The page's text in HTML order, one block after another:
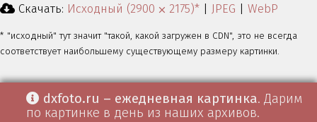
Скачать: Исходный (2900 ⨉ 2175)* | JPEG | WebP
* "исходный" тут значит "такой, какой загружен в CDN", это не всегда
соответствует наибольшему существующему размеру картинки.
dxfoto.ru – ежедневная картинка. Дарим
по картинке в день из наших архивов.